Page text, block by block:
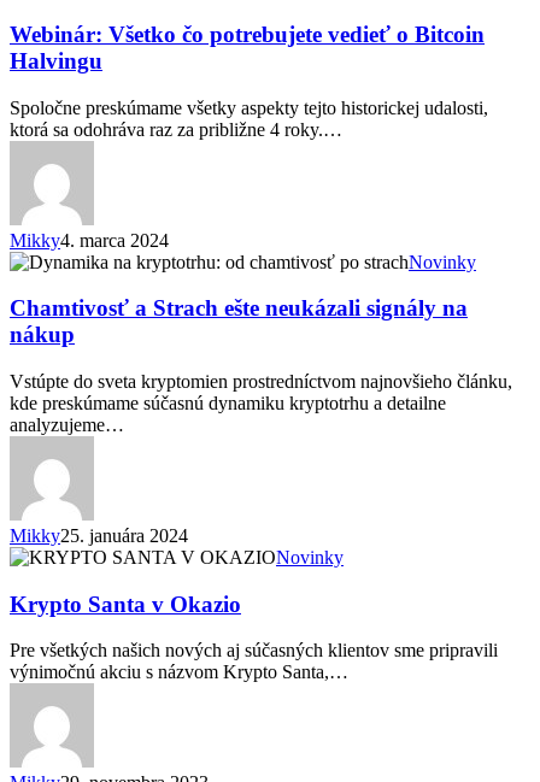
čo
potrebujete
vedieť
Bitcoin
Halvingu
Webinár: Všetko čo potrebujete vedieť o Bitcoin
Halvingu
Spoločne preskúmame všetky aspekty tejto historickej udalosti,
ktorá sa odohráva raz za približne 4 roky.…
Mikky4. marca 2024
Chamtivosť
Strach
ešte
neukázali
signály
na
nákup
Novinky
Chamtivosť a Strach ešte neukázali signály na
nákup
Vstúpte do sveta kryptomien prostredníctvom najnovšieho článku,
kde preskúmame súčasnú dynamiku kryptotrhu a detailne
analyzujeme…
Mikky25. januára 2024
Krypto
v
Okazio
Novinky
Krypto Santa v Okazio
Pre všetkých našich nových aj súčasných klientov sme pripravili
výnimočnú akciu s názvom Krypto Santa,…